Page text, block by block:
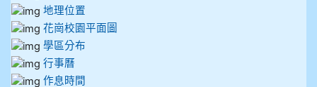
地理位置
花崗校園平面圖
學區分布
行事曆
作息時間